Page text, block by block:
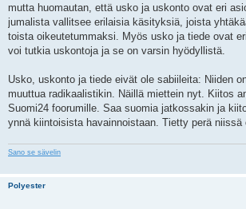
mutta huomautan, että usko ja uskonto ovat eri
jumalista vallitsee erilaisia käsityksiä, joista
toista oikeutetummaksi. Myös usko ja tiede ovat
voi tutkia uskontoja ja se on varsin hyödyllistä.
Usko, uskonto ja tiede eivät ole sabiileita: Niiden
muuttua radikaalistikin. Näillä miettein nyt. Kiitos
Suomi24 foorumille. Saa suomia jatkossakin ja
ynnä kiintoisista havainnoistaan. Tietty perä niissä
Sano se sävelin
Polyester